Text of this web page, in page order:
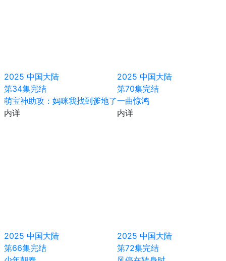
2025 中国大陆
第34集完结
萌宝神助攻：妈咪我找到爹地了
内详
2025 中国大陆
第70集完结
一曲惊鸿
内详
2025 中国大陆
第66集完结
2025 中国大陆
第72集完结